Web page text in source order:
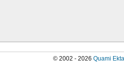
© 2002 - 2026 Quami